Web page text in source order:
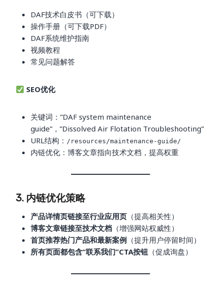
DAF技术白皮书（可下载）
操作手册（可下载PDF）
DAF系统维护指南
视频教程
常见问题解答
SEO优化
关键词：”DAF system maintenance
guide”，”Dissolved Air Flotation Troubleshooting”
URL结构： /resources/maintenance-guide/
内链优化：博客文章指向技术文档，提高权重
3. 内链优化策略
产品详情页链接至行业应用页 （提高相关性）
博客文章链接至技术文档 （增强网站权威性）
首页推荐热门产品和最新案例 （提升用户停留时间）
所有页面都包含“联系我们”CTA按钮 （促成询盘）